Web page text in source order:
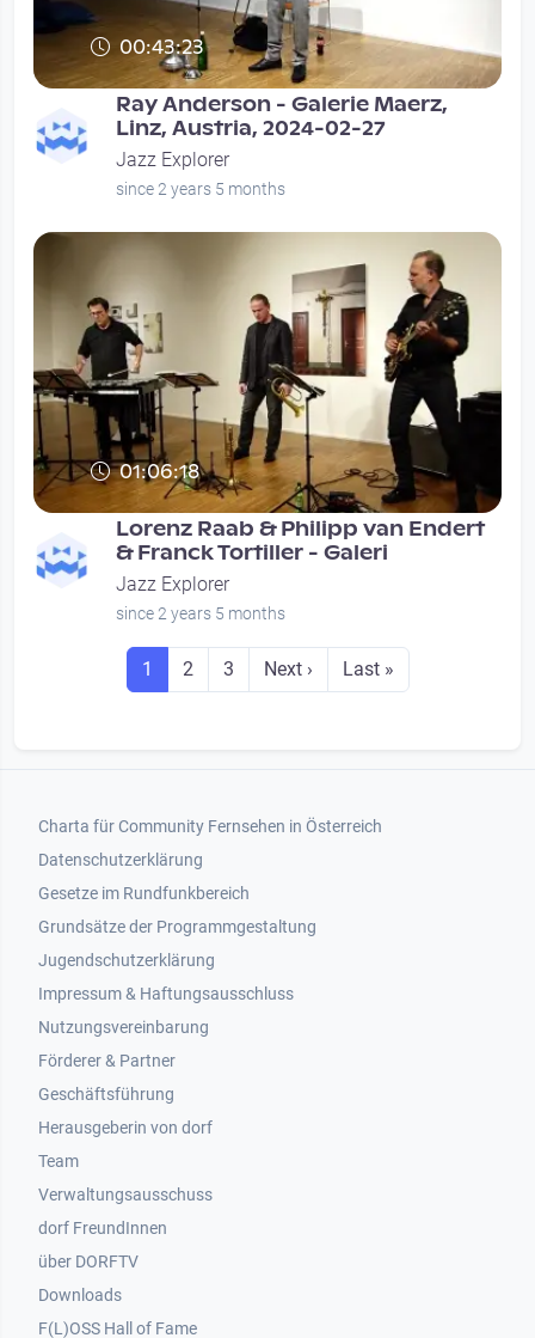
00:43:23
Ray Anderson - Galerie Maerz,
Linz, Austria, 2024-02-27
Jazz Explorer
since 2 years 5 months
01:06:18
Lorenz Raab & Philipp van Endert
& Franck Tortiller - Galeri
Jazz Explorer
since 2 years 5 months
Seitennummerierung
Seite
1 Seite
2 Seite
3 Next page
Next › Last page
Last »
Footer 1
Charta für Community Fernsehen in Österreich
Datenschutzerklärung
Gesetze im Rundfunkbereich
Grundsätze der Programmgestaltung
Jugendschutzerklärung
Impressum & Haftungsausschluss
Nutzungsvereinbarung
Footer 2
Förderer & Partner
Geschäftsführung
Herausgeberin von dorf
Team
Verwaltungsausschuss
dorf FreundInnen
Footer 3
über DORFTV
Downloads
F(L)OSS Hall of Fame